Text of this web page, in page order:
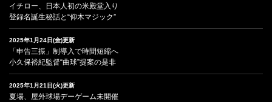
イチロー、日本人初の米殿堂入り
登録名誕生秘話と“仰木マジック”
2025年1月24日(金)更新
「申告三振」制導入で時間短縮へ
小久保裕紀監督“曲球”提案の是非
2025年1月21日(火)更新
夏場、屋外球場デーゲーム未開催